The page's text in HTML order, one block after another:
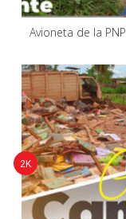
Avioneta de la
2K